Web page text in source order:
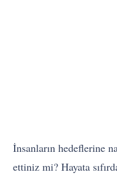
İnsanların hedeflerine
ettiniz mi? Hayata